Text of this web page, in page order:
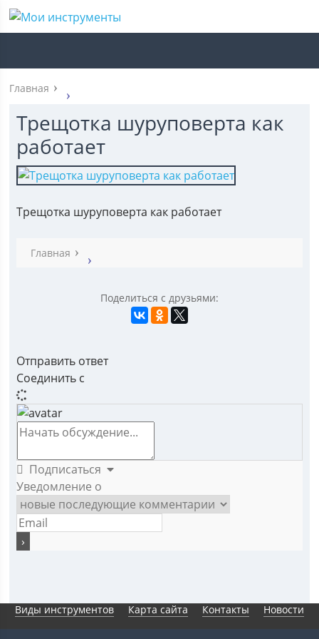
Главная
Трещотка шуруповерта как
работает
Трещотка шуруповерта как работает
Главная
Поделиться с друзьями:
Отправить ответ
Соединить с
Подписаться
Уведомление о
Виды инструментов Карта сайта Контакты Новости